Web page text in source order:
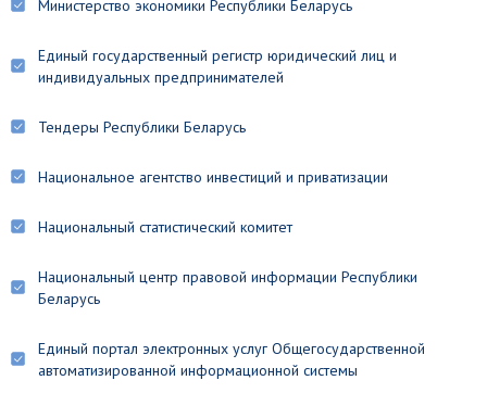
Министерство экономики Республики Беларусь
Единый государственный регистр юридический лиц и
индивидуальных предпринимателей
Тендеры Республики Беларусь
Национальное агентство инвестиций и приватизации
Национальный статистический комитет
Национальный центр правовой информации Республики
Беларусь
Единый портал электронных услуг Общегосударственной
автоматизированной информационной системы